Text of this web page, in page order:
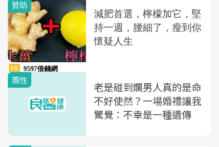
兩性
老是碰到爛男人真的是命
不好使然？一場婚禮讓我
驚覺：不幸是一種遺傳